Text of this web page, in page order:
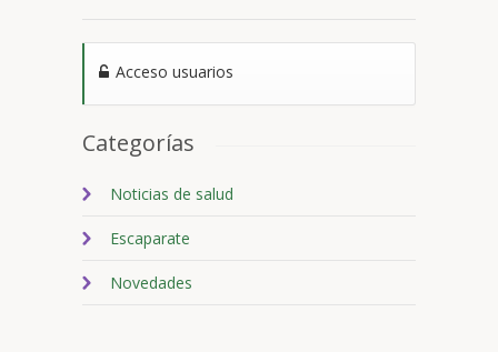
Acceso usuarios
Categorías
Noticias de salud
Escaparate
Novedades